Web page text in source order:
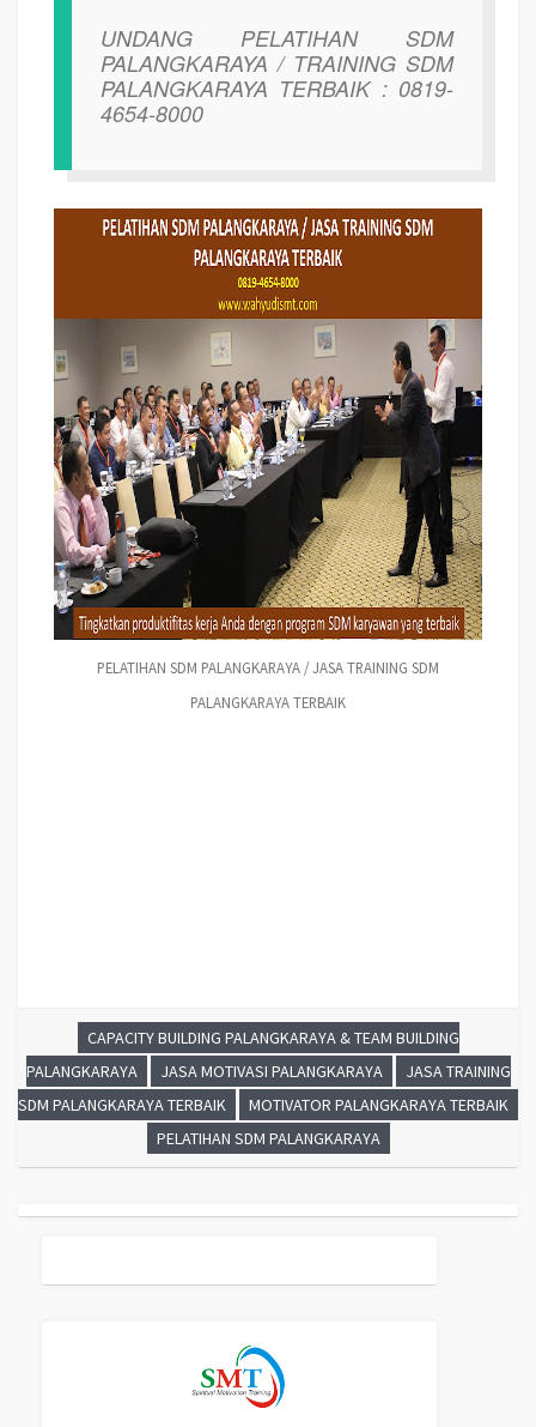
UNDANG PELATIHAN SDM
PALANGKARAYA / TRAINING SDM
PALANGKARAYA TERBAIK : 0819-
4654-8000
PELATIHAN SDM PALANGKARAYA / JASA TRAINING SDM
PALANGKARAYA TERBAIK
CAPACITY BUILDING PALANGKARAYA & TEAM BUILDING
PALANGKARAYA
JASA MOTIVASI PALANGKARAYA
JASA TRAINING
SDM PALANGKARAYA TERBAIK
MOTIVATOR PALANGKARAYA TERBAIK
PELATIHAN SDM PALANGKARAYA